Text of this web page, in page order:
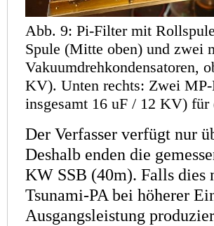
Abb. 9: Pi-Filter mit
Spule (Mitte oben) und zwei
Vakuumdrehkondensatoren,
KV). Unten rechts: Zwei
insgesamt 16 uF / 12 KV) für
Der Verfasser verfügt nur
Deshalb enden die
KW SSB (40m). Falls dies
Tsunami-PA bei höherer
Ausgangsleistung